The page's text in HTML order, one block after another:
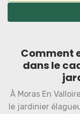
Comment
dans le
À Moras En
le jardinier